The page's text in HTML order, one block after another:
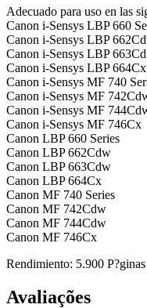
-
3017C002/3013C002
Adecuado para uso en las
Canon i-Sensys LBP 660
Canon i-Sensys LBP
Canon i-Sensys LBP
Canon i-Sensys LBP 664Cx
Canon i-Sensys MF 740
Canon i-Sensys MF
Canon i-Sensys MF
Canon i-Sensys MF 746Cx
Canon LBP 660 Series
Canon LBP 662Cdw
Canon LBP 663Cdw
Canon LBP 664Cx
Canon MF 740 Series
Canon MF 742Cdw
Canon MF 744Cdw
Canon MF 746Cx
Rendimiento: 5.900 P?ginas
Avaliações